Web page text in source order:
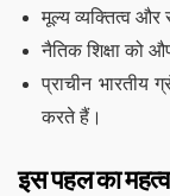
मूल्य व्यक्तित्व और
नैतिक शिक्षा को
प्राचीन भारतीय
करते हैं।
इस पहल का महत्व